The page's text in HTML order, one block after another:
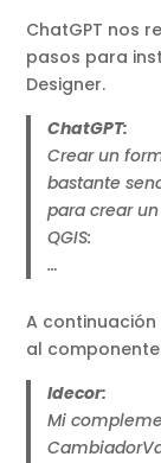
ChatGPT nos
pasos para
Designer.
ChatGPT:
Crear un
bastante
para crear
QGIS:
…
A
al
Idecor:
Mi